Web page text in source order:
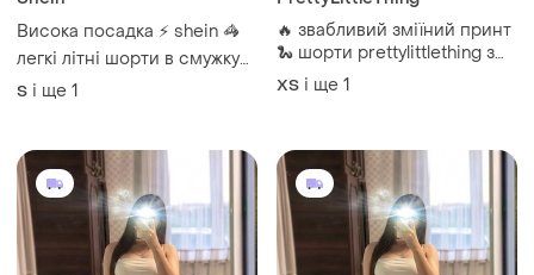
Висока посадка ⚡ shein 🦓
легкі літні шорти в смужку
🖤 чорно-білі шорти на
резинці
S і ще 1
🔥 звабливий зміїний принт
🐍 шорти prettylittlething з
високою талією ⚡ літні легкі
ХS і ще 1